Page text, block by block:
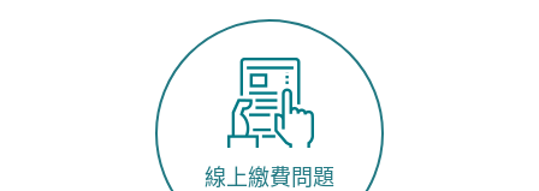
線上繳費問題